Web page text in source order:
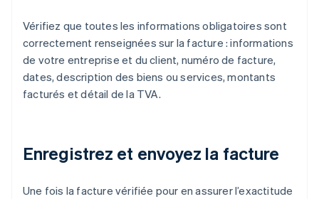
Vérifiez que toutes les informations obligatoires sont
correctement renseignées sur la facture : informations
de votre entreprise et du client, numéro de facture,
dates, description des biens ou services, montants
facturés et détail de la TVA.
Enregistrez et envoyez la facture
Une fois la facture vérifiée pour en assurer l’exactitude